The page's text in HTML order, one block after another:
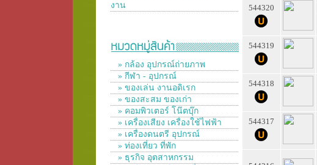
งาน
» กล้อง อุปกรณ์ถ่ายภาพ
» กีฬา - อุปกรณ์
» ของเล่น งานอดิเรก
» ของสะสม ของเก่า
» คอมพิวเตอร์ โน๊ตบุ๊ก
» เครื่องเสียง เครื่องใช้ไฟฟ้า
» เครื่องดนตรี อุปกรณ์
» ท่องเที่ยว ที่พัก
» ธุรกิจ อุตสาหกรรม
544320
544319
544318
544317